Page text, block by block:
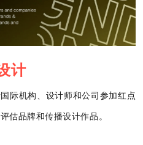
计
际机构、设计师和公司参加红点
估品牌和传播设计作品。